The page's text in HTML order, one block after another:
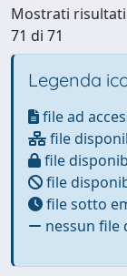
Mostrati risultati
71 di 71
Legenda
file ad
file
file
file
file sotto
nessun file